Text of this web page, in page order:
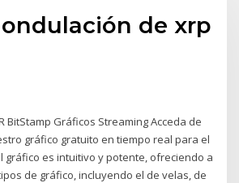
de xrp
BitStamp Gráficos Streaming Acceda de
gráfico gratuito en tiempo real para el
gráfico es intuitivo y potente, ofreciendo a
de gráfico, incluyendo el de velas, de